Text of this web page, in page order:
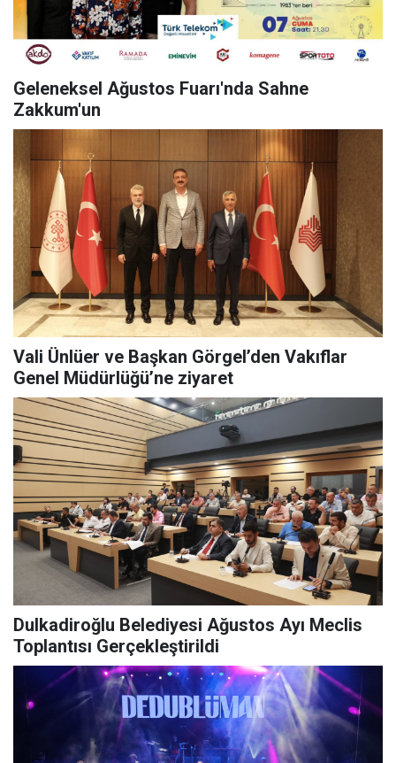
Geleneksel Ağustos Fuarı'nda Sahne
Zakkum'un
Vali Ünlüer ve Başkan Görgel’den Vakıflar
Genel Müdürlüğü’ne ziyaret
Dulkadiroğlu Belediyesi Ağustos Ayı Meclis
Toplantısı Gerçekleştirildi